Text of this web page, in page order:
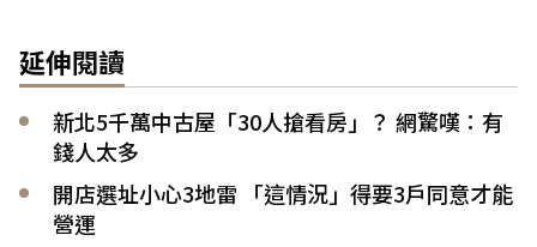
延伸閱讀
新北5千萬中古屋「30人搶看房」？ 網驚嘆：有
錢人太多
開店選址小心3地雷 「這情況」得要3戶同意才能
營運